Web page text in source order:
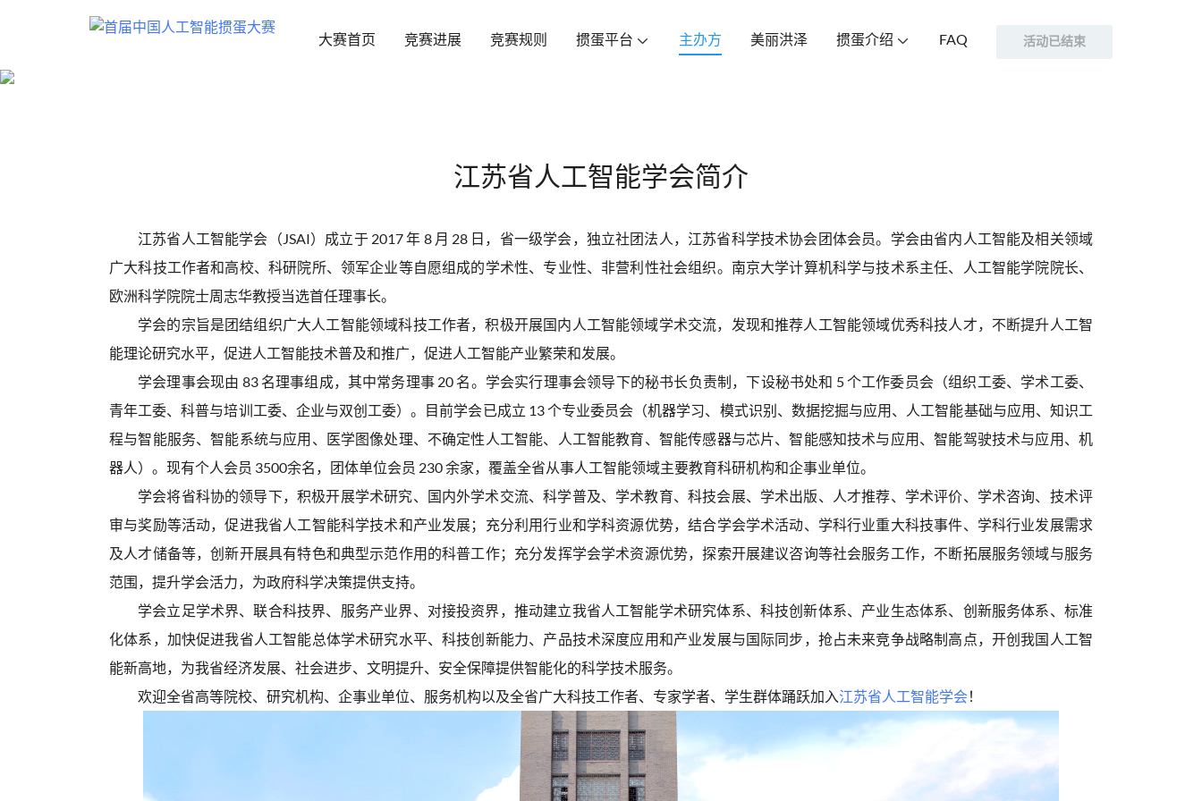
大赛首页 竞赛进展 竞赛规则 掼蛋平台  主办方 美丽洪泽 掼蛋介绍  FAQ 活动已结束
江苏省人工智能学会简介
江苏省人工智能学会（JSAI）成立于 2017 年 8 月 28 日，省一级学会，独立社团法人，江苏省科学技术协会团体会员。学会由省内人工智能及相关领域
广大科技工作者和高校、科研院所、领军企业等自愿组成的学术性、专业性、非营利性社会组织。南京大学计算机科学与技术系主任、人工智能学院院长、
欧洲科学院院士周志华教授当选首任理事长。
学会的宗旨是团结组织广大人工智能领域科技工作者，积极开展国内人工智能领域学术交流，发现和推荐人工智能领域优秀科技人才，不断提升人工智
能理论研究水平，促进人工智能技术普及和推广，促进人工智能产业繁荣和发展。
学会理事会现由 83 名理事组成，其中常务理事 20 名。学会实行理事会领导下的秘书长负责制，下设秘书处和 5 个工作委员会（组织工委、学术工委、
青年工委、科普与培训工委、企业与双创工委）。目前学会已成立 13 个专业委员会（机器学习、模式识别、数据挖掘与应用、人工智能基础与应用、知识工
程与智能服务、智能系统与应用、医学图像处理、不确定性人工智能、人工智能教育、智能传感器与芯片、智能感知技术与应用、智能驾驶技术与应用、机
器人）。现有个人会员 3500余名，团体单位会员 230 余家，覆盖全省从事人工智能领域主要教育科研机构和企事业单位。
学会将省科协的领导下，积极开展学术研究、国内外学术交流、科学普及、学术教育、科技会展、学术出版、人才推荐、学术评价、学术咨询、技术评
审与奖励等活动，促进我省人工智能科学技术和产业发展；充分利用行业和学科资源优势，结合学会学术活动、学科行业重大科技事件、学科行业发展需求
及人才储备等，创新开展具有特色和典型示范作用的科普工作；充分发挥学会学术资源优势，探索开展建议咨询等社会服务工作，不断拓展服务领域与服务
范围，提升学会活力，为政府科学决策提供支持。
学会立足学术界、联合科技界、服务产业界、对接投资界，推动建立我省人工智能学术研究体系、科技创新体系、产业生态体系、创新服务体系、标准
化体系，加快促进我省人工智能总体学术研究水平、科技创新能力、产品技术深度应用和产业发展与国际同步，抢占未来竞争战略制高点，开创我国人工智
能新高地，为我省经济发展、社会进步、文明提升、安全保障提供智能化的科学技术服务。
欢迎全省高等院校、研究机构、企事业单位、服务机构以及全省广大科技工作者、专家学者、学生群体踊跃加入江苏省人工智能学会！